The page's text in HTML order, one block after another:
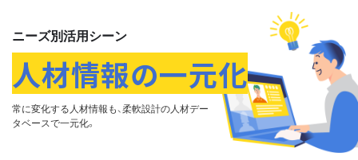
ニーズ別活用シーン
人材情報の一元化
常に変化する⼈材情報も、柔軟設計の⼈材デー
タベースで⼀元化。